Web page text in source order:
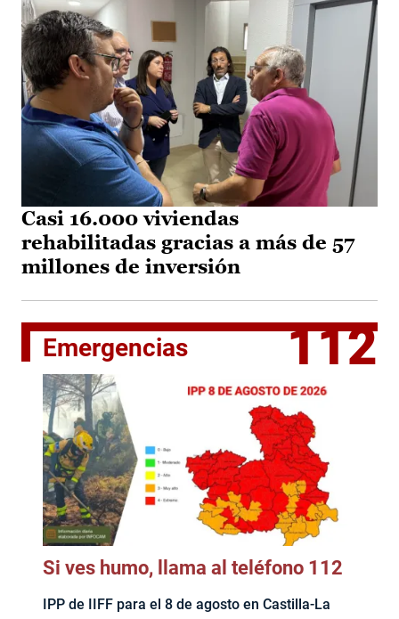
Casi 16.000 viviendas
rehabilitadas gracias a más de 57
millones de inversión
Emergencias 112
Si ves humo, llama al teléfono 112
IPP de IIFF para el 8 de agosto en Castilla-La